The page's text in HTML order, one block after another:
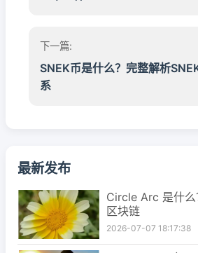
下一篇:
SNEK币是什么？完整解析
系
最新发布
Circle Arc 是什么
区块链
2026-07-07 18:17:38